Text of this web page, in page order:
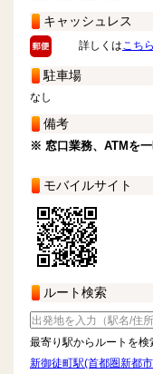
キャッシュレス
詳しくはこちら
駐車場
なし
備考
※ 窓口業務、ATMを一
モバイルサイト
ルート検索
最寄り駅からルートを検
新御徒町駅(首都圏新都